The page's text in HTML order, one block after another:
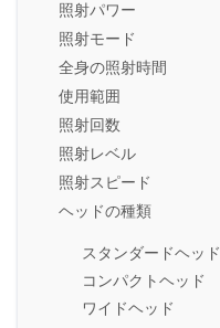
照射パワー
照射モード
全身の照射時間
使用範囲
照射回数
照射レベル
照射スピード
ヘッドの種類
スタンダードヘッド
コンパクトヘッド
ワイドヘッド